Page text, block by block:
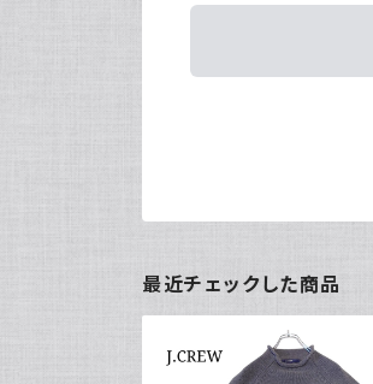
最近チェックした商品